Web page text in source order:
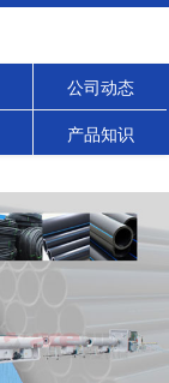
公司动态
产品知识